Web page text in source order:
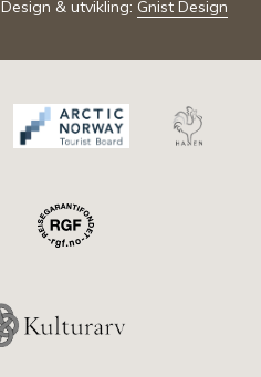
Design & utvikling: Gnist Design